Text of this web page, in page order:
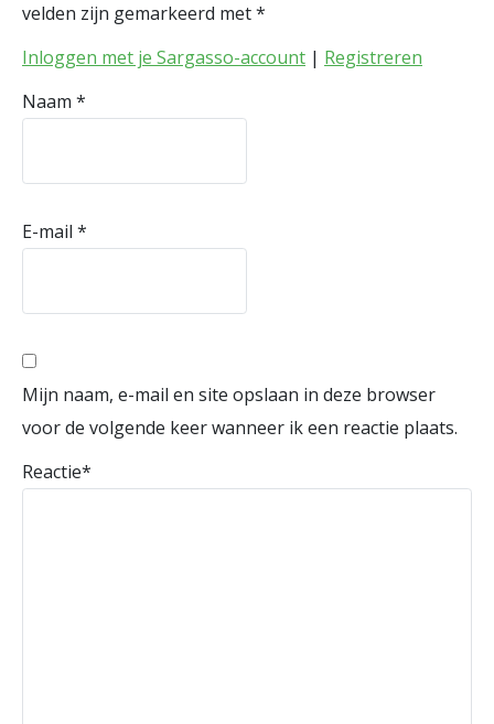
velden zijn gemarkeerd met*
Inloggen met je Sargasso-account | Registreren
Naam *
E-mail *
Mijn naam, e-mail en site opslaan in deze browser
voor de volgende keer wanneer ik een reactie plaats.
Reactie*